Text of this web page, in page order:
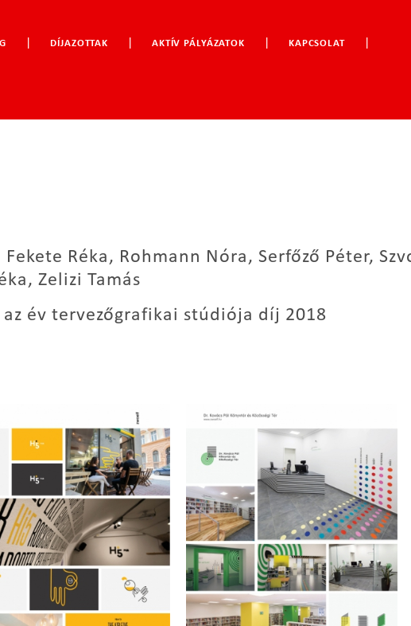
DÍJAZOTTAK AKTÍV PÁLYÁZATOK KAPCSOLAT
Fekete Réka, Rohmann Nóra, Serfőző Péter,
Zelizi Tamás
az év tervezőgrafikai stúdiója díj 2018